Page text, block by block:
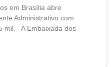
em Brasília abre
Administrativo com
mil. A Embaixada dos